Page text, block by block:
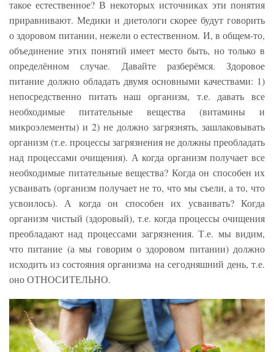
такое естественное? В некоторых источниках эти понятия
приравнивают. Медики и диетологи скорее будут говорить
о здоровом питании, нежели о естественном. И, в общем-то,
объединение этих понятий имеет место быть, но только в
определённом случае. Давайте разберёмся. Здоровое
питание должно обладать двумя основными качествами: 1)
непосредственно питать наш организм, т.е. давать все
необходимые питательные вещества (витамины и
микроэлементы) и 2) не должно загрязнять, зашлаковывать
организм (т.е. процессы загрязнения не должны преобладать
над процессами очищения). А когда организм получает все
необходимые питательные вещества? Когда он способен их
усваивать (организм получает не то, что мы съели, а то, что
усвоилось). А когда он способен их усваивать? Когда
организм чистый (здоровый), т.е. когда процессы очищения
преобладают над процессами загрязнения. Т.е. мы видим,
что питание (а мы говорим о здоровом питании) должно
исходить из состояния организма на сегодняшний день, т.е.
оно ОТНОСИТЕЛЬНО.